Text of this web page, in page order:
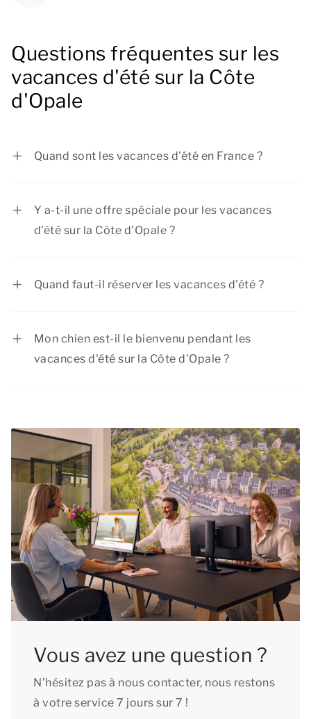
Questions fréquentes sur les
vacances d'été sur la Côte
d'Opale
Quand sont les vacances d'été en France ?
Y a-t-il une offre spéciale pour les vacances
d'été sur la Côte d'Opale ?
Quand faut-il réserver les vacances d'été ?
séjourner dans un logement qui répond
parfaitement à vos besoins et vous pourrez vous
réjouir à l'idée d'un merveilleux été sur la Côte
d'Opale !
Mon chien est-il le bienvenu pendant les
vacances d'été sur la Côte d'Opale ?
Les animaux de compagnie sont autorisés dans
la plupart de nos hébergements. Vérifiez le type
d'hébergement de votre choix pour voir si les
animaux de compagnie sont acceptés. Il est
obligatoire d'enregistrer votre animal de
compagnie lors de votre réservation et de payer
les frais correspondants.
Vous avez une question ?
N’hésitez pas à nous contacter, nous restons
à votre service 7 jours sur 7 !